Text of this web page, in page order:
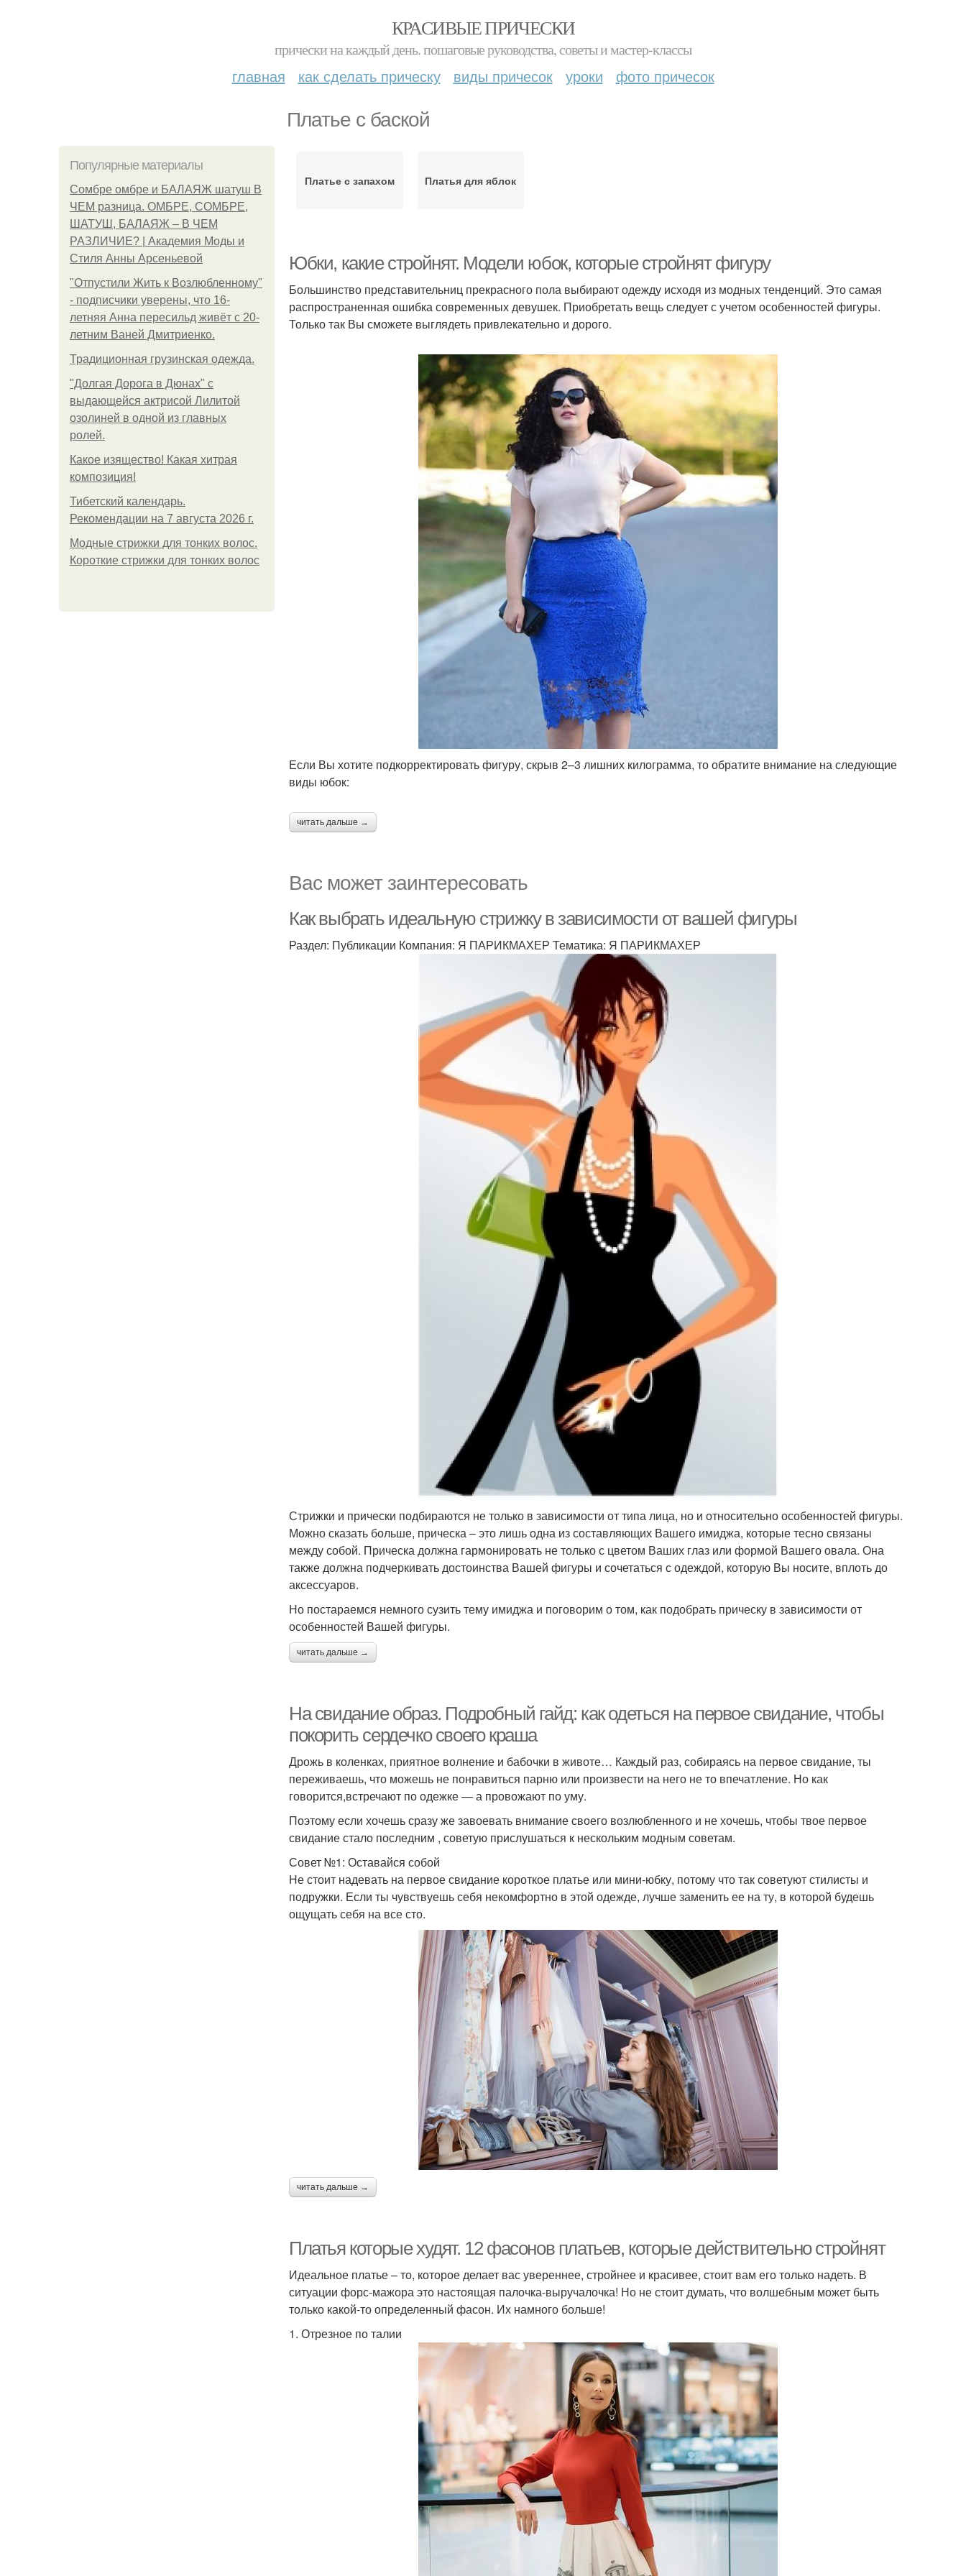
КРАСИВЫЕ ПРИЧЕСКИ
прически на каждый день. пошаговые руководства, советы и мастер-классы
главная как сделать прическу виды причесок уроки фото причесок
Платье с баской
Популярные материалы
Сомбре омбре и БАЛАЯЖ шатуш В
ЧЕМ разница. ОМБРЕ, СОМБРЕ,
ШАТУШ, БАЛАЯЖ – В ЧЕМ
РАЗЛИЧИЕ? | Академия Моды и
Стиля Анны Арсеньевой
"Отпустили Жить к Возлюбленному"
- подписчики уверены, что 16-
летняя Анна пересильд живёт с 20-
летним Ваней Дмитриенко.
Традиционная грузинская одежда.
"Долгая Дорога в Дюнах" с
выдающейся актрисой Лилитой
озолиней в одной из главных
ролей.
Какое изящество! Какая хитрая
композиция!
Тибетский календарь.
Рекомендации на 7 августа 2026 г.
Модные стрижки для тонких волос.
Короткие стрижки для тонких волос
Платье с запахом Платья для яблок
Юбки, какие стройнят. Модели юбок, которые стройнят фигуру
Большинство представительниц прекрасного пола выбирают одежду исходя из модных тенденций. Это самая
распространенная ошибка современных девушек. Приобретать вещь следует с учетом особенностей фигуры.
Только так Вы сможете выглядеть привлекательно и дорого.
Если Вы хотите подкорректировать фигуру, скрыв 2–3 лишних килограмма, то обратите внимание на следующие
виды юбок:
читать дальше →
Вас может заинтересовать
Как выбрать идеальную стрижку в зависимости от вашей фигуры
Раздел: Публикации Компания: Я ПАРИКМАХЕР Тематика: Я ПАРИКМАХЕР
Стрижки и прически подбираются не только в зависимости от типа лица, но и относительно особенностей фигуры.
Можно сказать больше, прическа – это лишь одна из составляющих Вашего имиджа, которые тесно связаны
между собой. Прическа должна гармонировать не только с цветом Ваших глаз или формой Вашего овала. Она
также должна подчеркивать достоинства Вашей фигуры и сочетаться с одеждой, которую Вы носите, вплоть до
аксессуаров.
Но постараемся немного сузить тему имиджа и поговорим о том, как подобрать прическу в зависимости от
особенностей Вашей фигуры.
читать дальше →
На свидание образ. Подробный гайд: как одеться на первое свидание, чтобы
покорить сердечко своего краша
Дрожь в коленках, приятное волнение и бабочки в животе… Каждый раз, собираясь на первое свидание, ты
переживаешь, что можешь не понравиться парню или произвести на него не то впечатление. Но как
говорится,встречают по одежке — а провожают по уму.
Поэтому если хочешь сразу же завоевать внимание своего возлюбленного и не хочешь, чтобы твое первое
свидание стало последним , советую прислушаться к нескольким модным советам.
Совет №1: Оставайся собой
Не стоит надевать на первое свидание короткое платье или мини-юбку, потому что так советуют стилисты и
подружки. Если ты чувствуешь себя некомфортно в этой одежде, лучше заменить ее на ту, в которой будешь
ощущать себя на все сто.
читать дальше →
Платья которые худят. 12 фасонов платьев, которые действительно стройнят
Идеальное платье – то, которое делает вас увереннее, стройнее и красивее, стоит вам его только надеть. В
ситуации форс-мажора это настоящая палочка-выручалочка! Но не стоит думать, что волшебным может быть
только какой-то определенный фасон. Их намного больше!
1. Отрезное по талии